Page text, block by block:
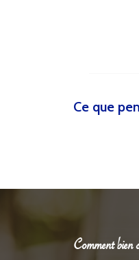
Ce que
Comment bien